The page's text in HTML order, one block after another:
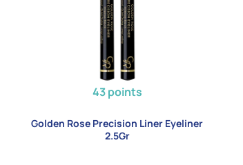
43 points
Golden Rose Precision Liner Eyeliner
2.5Gr